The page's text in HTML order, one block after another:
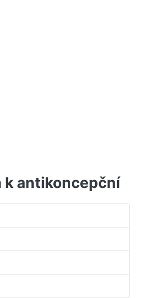
k antikoncepční